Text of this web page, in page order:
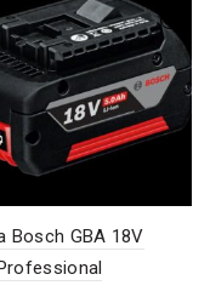
varijanti.
Opcije
mogu
biti
izabrane
proizvoda.
Bosch GBA 18V